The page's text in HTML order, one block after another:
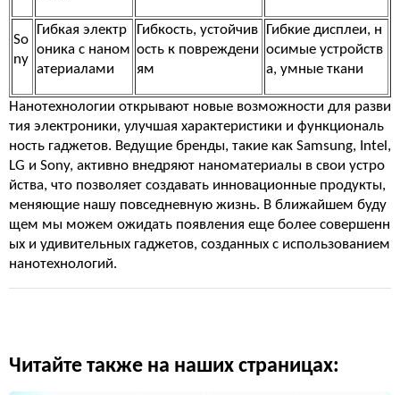
So
ny
Гибкая электр
оника с наном
атериалами
Гибкость, устойчив
ость к повреждени
ям
Гибкие дисплеи, н
осимые устройств
а, умные ткани
Нанотехнологии открывают новые возможности для разви
тия электроники, улучшая характеристики и функциональ
ность гаджетов. Ведущие бренды, такие как Samsung, Intel,
LG и Sony, активно внедряют наноматериалы в свои устро
йства, что позволяет создавать инновационные продукты,
меняющие нашу повседневную жизнь. В ближайшем буду
щем мы можем ожидать появления еще более совершенн
ых и удивительных гаджетов, созданных с использованием
нанотехнологий.
Читайте также на наших страницах: